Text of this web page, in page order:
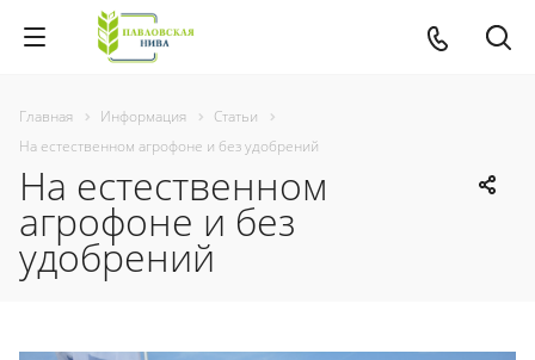
Главная Информация
Статьи
На естественном агрофоне и без удобрений
На естественном
агрофоне и без
удобрений